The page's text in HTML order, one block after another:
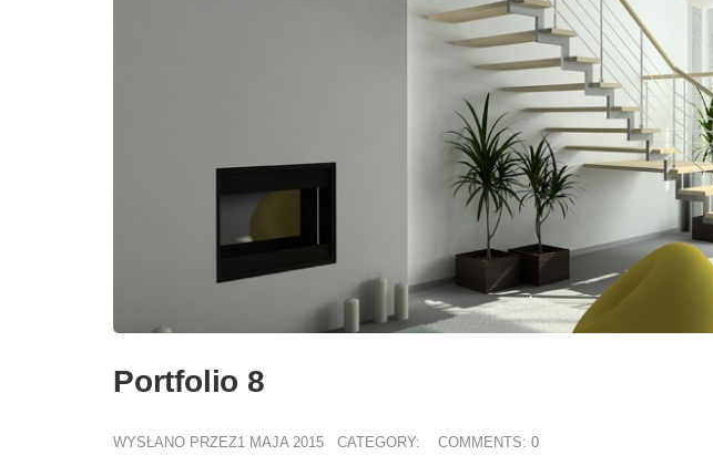
Portfolio 8
WYSŁANO PRZEZ1 MAJA 2015 CATEGORY: COMMENTS: 0